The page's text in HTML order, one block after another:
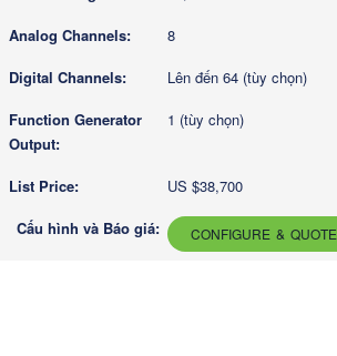
8
Lên đến 64 (tùy chọn)
1 (tùy chọn)
US $38,700
CONFIGURE & QUOTE